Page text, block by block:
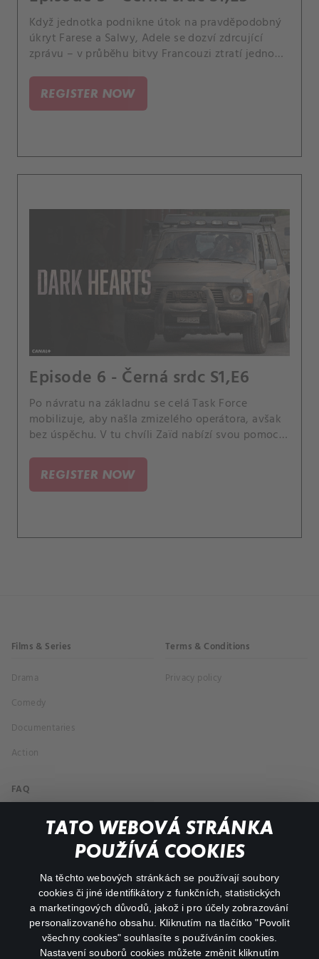
TATO WEBOVÁ STRÁNKA
POUŽÍVÁ COOKIES
Na těchto webových stránkách se používají soubory
cookies či jiné identifikátory z funkčních, statistických
a marketingových důvodů, jakož i pro účely zobrazování
personalizovaného obsahu. Kliknutím na tlačítko "Povolit
všechny cookies" souhlasíte s používáním cookies.
Nastavení souborů cookies můžete změnit kliknutím
Když jednotka podnikne útok na pravděpodobný
úkryt Farese a Salwy, Adele se dozví zdrcující
zprávu – v průběhu bitvy Francouzi ztratí jednoho
REGISTER NOW
Episode 6 - Černá srdc S1,E6
Po návratu na základnu se celá Task Force
mobilizuje, aby našla zmizelého operátora, avšak
bez úspěchu. V tu chvíli Zaïd nabízí svou pomoc…
REGISTER NOW
Films & Series
Drama
Comedy
Documentaries
Action
Terms & Conditions
Privacy policy
FAQ
My profile
facebookinstagram
youtube